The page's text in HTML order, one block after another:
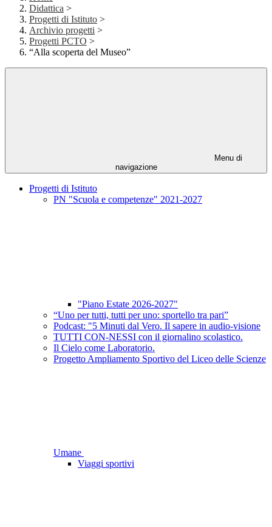
Didattica >
Progetti di Istituto >
Archivio progetti >
Progetti PCTO >
“Alla scoperta del Museo”
Menu di
navigazione
Progetti di Istituto
PN "Scuola e competenze" 2021-2027
"Piano Estate 2026-2027"
“Uno per tutti, tutti per uno: sportello tra pari”
Podcast: "5 Minuti dal Vero. Il sapere in audio-visione
TUTTI CON-NESSI con il giornalino scolastico.
Il Cielo come Laboratorio.
Progetto Ampliamento Sportivo del Liceo delle Scienze
Umane
Viaggi sportivi